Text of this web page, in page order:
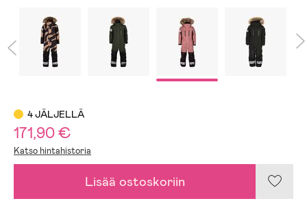
4 JÄLJELLÄ
171,90 €
Katso hintahistoria
Lisää ostoskoriin